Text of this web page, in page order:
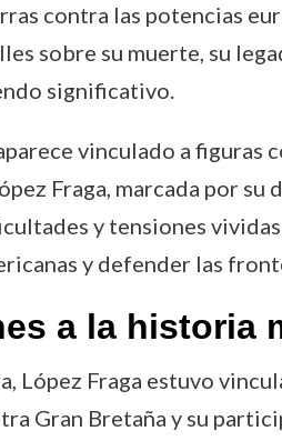
contra las potencias
sobre su muerte, su
significativo.
vinculado a figuras
Fraga, marcada por
y tensiones
y defender las
a la historia
López Fraga estuvo
Gran Bretaña y su